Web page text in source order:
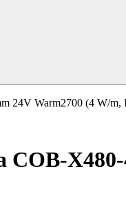
24V Warm2700 (4 W/m,
COB-